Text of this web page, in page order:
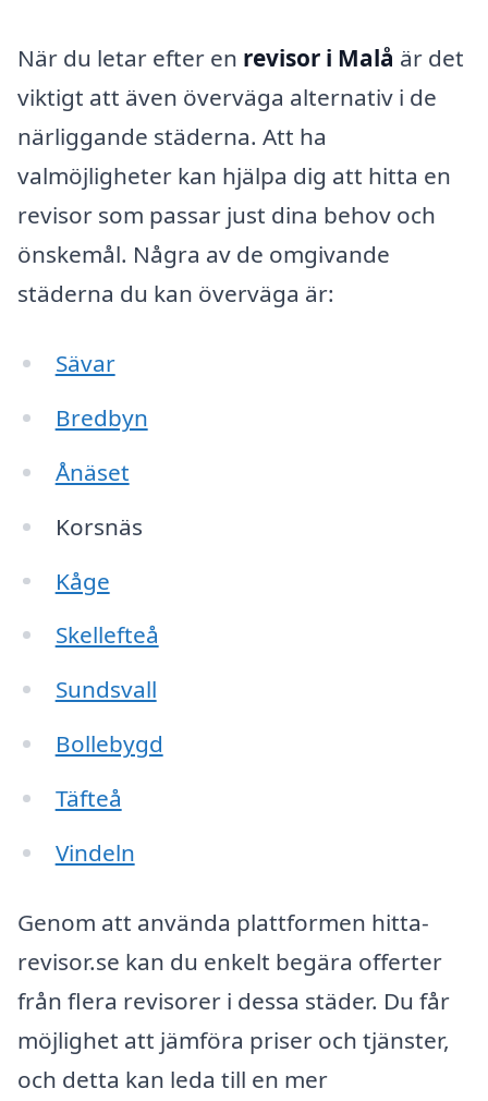
När du letar efter en revisor i Malå är det
viktigt att även överväga alternativ i de
närliggande städerna. Att ha
valmöjligheter kan hjälpa dig att hitta en
revisor som passar just dina behov och
önskemål. Några av de omgivande
städerna du kan överväga är:
Sävar
Bredbyn
Ånäset
Korsnäs
Kåge
Skellefteå
Sundsvall
Bollebygd
Täfteå
Vindeln
Genom att använda plattformen hitta-
revisor.se kan du enkelt begära offerter
från flera revisorer i dessa städer. Du får
möjlighet att jämföra priser och tjänster,
och detta kan leda till en mer